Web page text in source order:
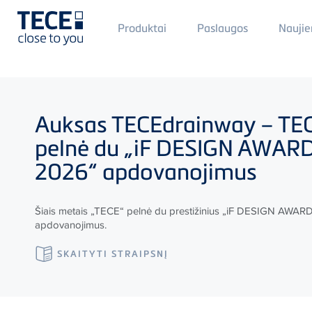
Main
Menü
Produktai Paslaugos
AuksasTECEdrainway –
pelnė du „iF DESIGN
2026“ apdovanojimus
Šiais metais „TECE“ pelnė du prestižinius „iF DESIGN
apdovanojimus.
SKAITYTI STRAIPSNĮ